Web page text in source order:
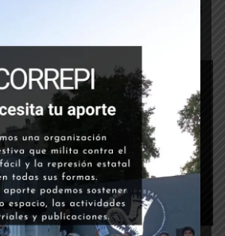
padece esa población con más
y precarización laboral.